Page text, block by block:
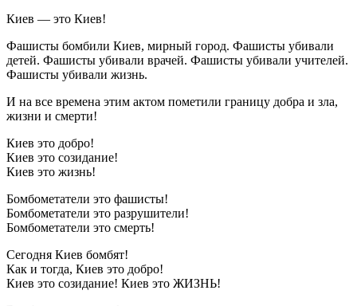
Киев — это Киев!
Фашисты бомбили Киев, мирный город. Фашисты убивали
детей. Фашисты убивали врачей. Фашисты убивали учителей.
Фашисты убивали жизнь.
И на все времена этим актом пометили границу добра и зла,
жизни и смерти!
Киев это добро!
Киев это созидание!
Киев это жизнь!
Бомбометатели это фашисты!
Бомбометатели это разрушители!
Бомбометатели это смерть!
Сегодня Киев бомбят!
Как и тогда, Киев это добро!
Киев это созидание! Киев это ЖИЗНЬ!